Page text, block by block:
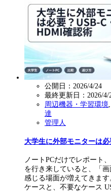
公開日：2026/4/24
最終更新日： 2026/4/
周辺機器・学習環境
達
管理人
大学生に外部モニターは
ノートPCだけでレポート
を行き来していると、「
感じる場面が増えてきま
ケースと、不要なケース